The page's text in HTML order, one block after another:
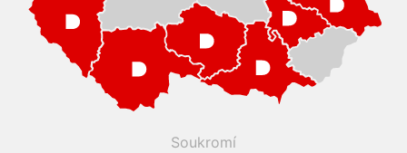
Soukromí